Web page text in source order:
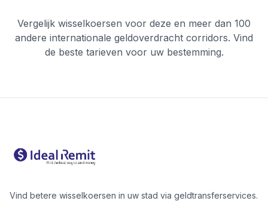
Vergelijk wisselkoersen voor deze en meer dan 100
andere internationale geldoverdracht corridors. Vind
de beste tarieven voor uw bestemming.
Vind betere wisselkoersen in uw stad via geldtransferservices.